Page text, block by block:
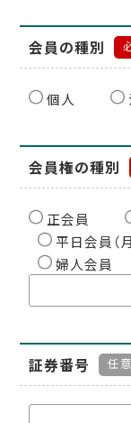
会員の種別
個人
会員権の種別
正会員
平日会員（
婦人会員
証券番号 任意